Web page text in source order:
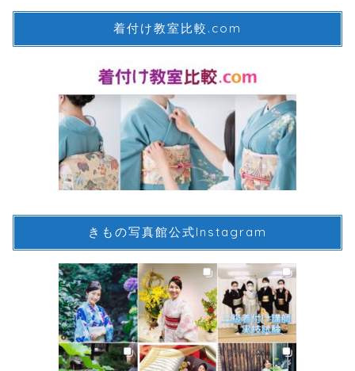
着付け教室比較.com
きもの写真館公式Instagram